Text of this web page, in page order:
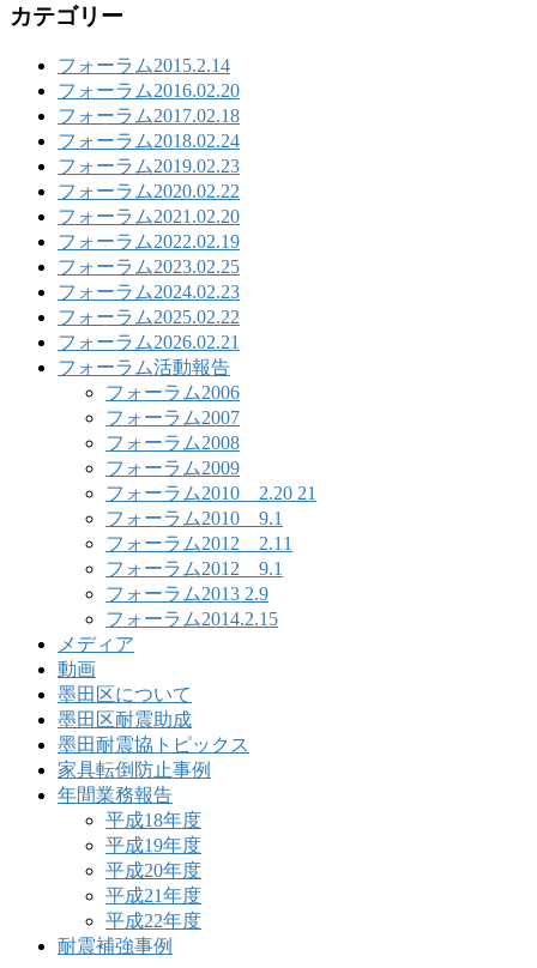
カテゴリー
フォーラム2015.2.14
フォーラム2016.02.20
フォーラム2017.02.18
フォーラム2018.02.24
フォーラム2019.02.23
フォーラム2020.02.22
フォーラム2021.02.20
フォーラム2022.02.19
フォーラム2023.02.25
フォーラム2024.02.23
フォーラム2025.02.22
フォーラム2026.02.21
フォーラム活動報告
フォーラム2006
フォーラム2007
フォーラム2008
フォーラム2009
フォーラム2010 2.20 21
フォーラム2010 9.1
フォーラム2012 2.11
フォーラム2012 9.1
フォーラム2013 2.9
フォーラム2014.2.15
メディア
動画
墨田区について
墨田区耐震助成
墨田耐震協トピックス
家具転倒防止事例
年間業務報告
平成18年度
平成19年度
平成20年度
平成21年度
平成22年度
耐震補強事例